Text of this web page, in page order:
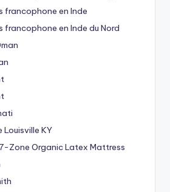
francophone en Inde
en Inde du Nord
KY
Zone Organic Latex Mattress